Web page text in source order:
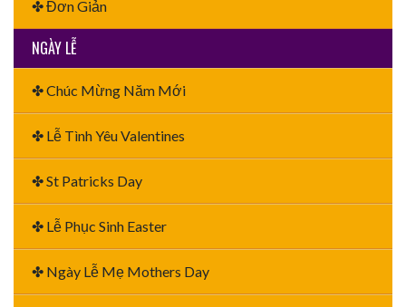
✤ Đơn Giản
NGÀY LỄ
✤ Chúc Mừng Năm Mới
✤ Lễ Tình Yêu Valentines
✤ St Patricks Day
✤ Lễ Phục Sinh Easter
✤ Ngày Lễ Mẹ Mothers Day